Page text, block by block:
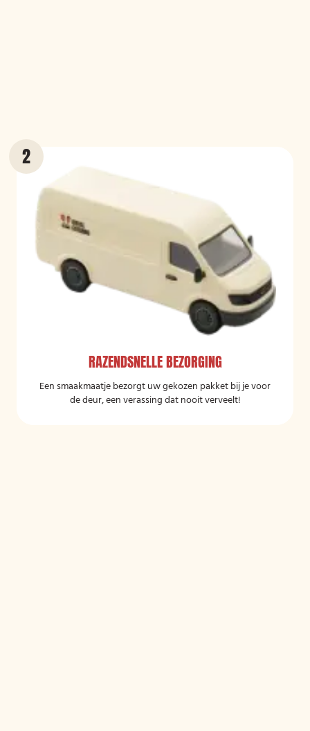
RAZENDSNELLE BEZORGING
Een smaakmaatje bezorgt uw gekozen pakket bij je voor
de deur, een verassing dat nooit verveelt!